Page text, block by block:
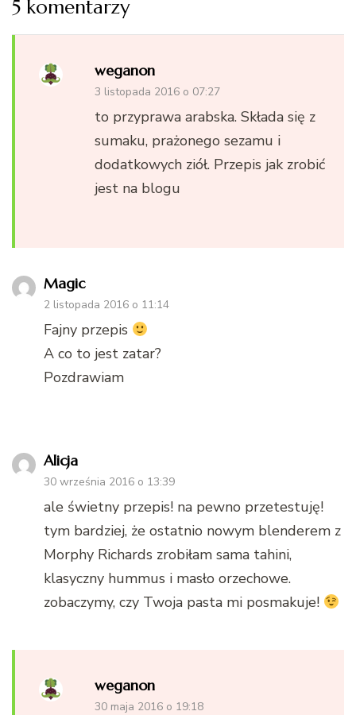
5 komentarzy
weganon
3 listopada 2016 o 07:27
to przyprawa arabska. Składa się z
sumaku, prażonego sezamu i
dodatkowych ziół. Przepis jak zrobić
jest na blogu
Magic
2 listopada 2016 o 11:14
Fajny przepis
A co to jest zatar?
Pozdrawiam
Alicja
30 września 2016 o 13:39
ale świetny przepis! na pewno przetestuję!
tym bardziej, że ostatnio nowym blenderem z
Morphy Richards zrobiłam sama tahini,
klasyczny hummus i masło orzechowe.
zobaczymy, czy Twoja pasta mi posmakuje!
weganon
30 maja 2016 o 19:18